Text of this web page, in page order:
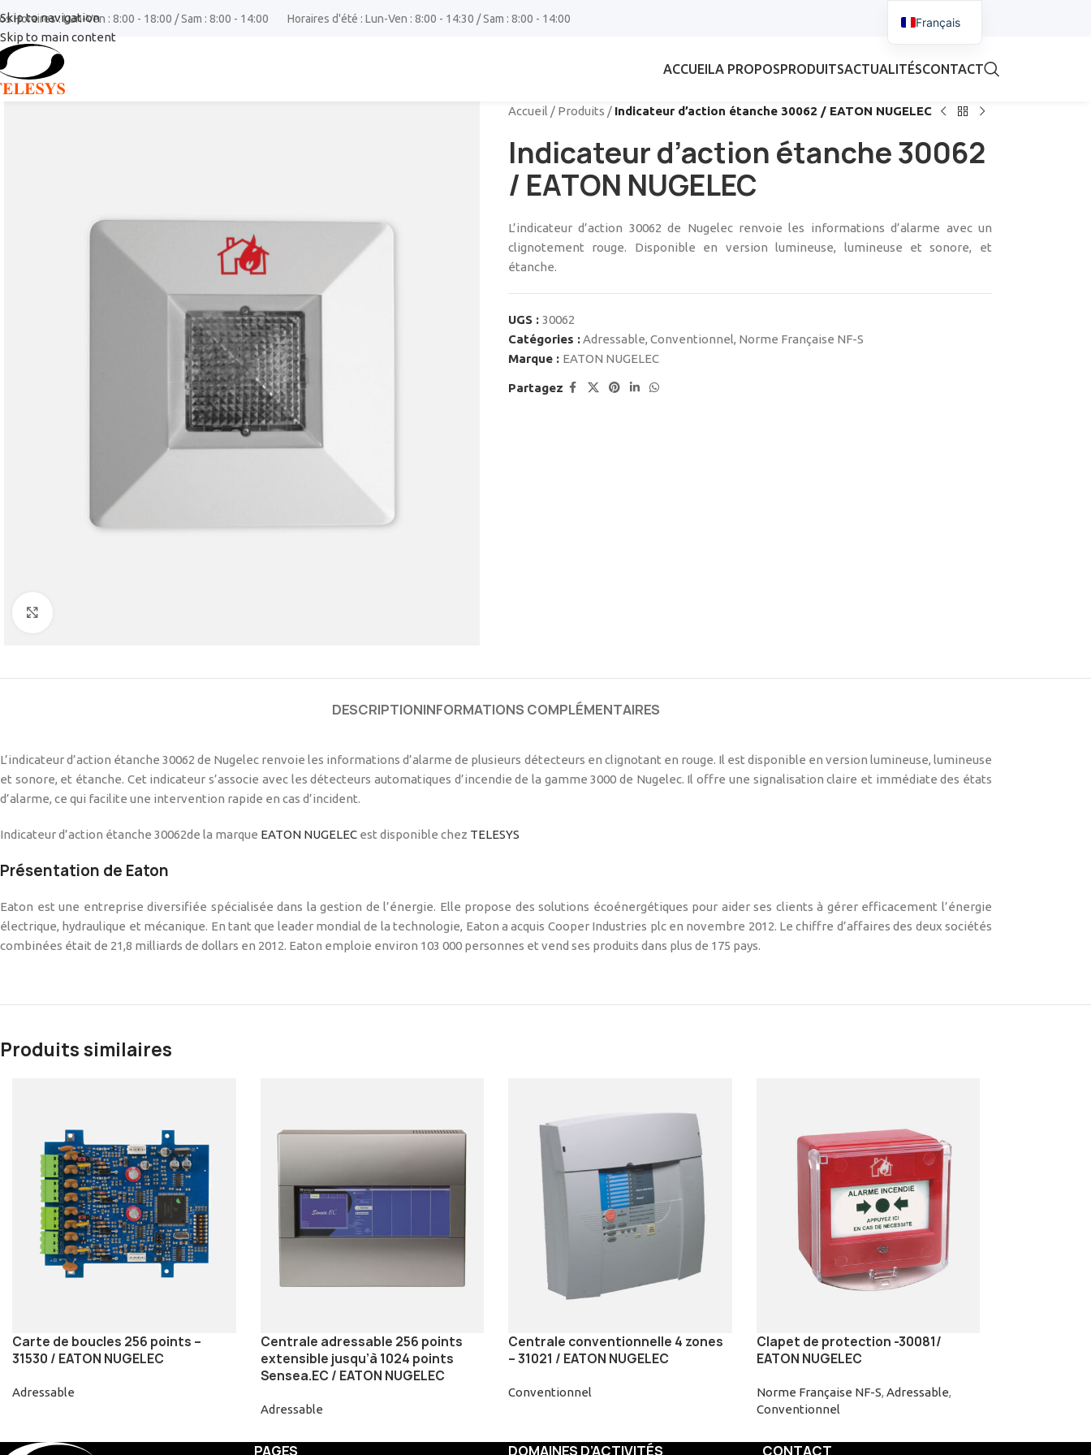
Skip to navigation
Skip to main content
Horaires : Lun-Ven : 8:00 - 18:00 / Sam : 8:00 - 14:00 Horaires d'été : Lun-Ven : 8:00 - 14:30 / Sam : 8:00 - 14:00
ACCUEILA PROPOSPRODUITSACTUALITÉSCONTACT
Accueil / Produits / Indicateur d’action étanche 30062 / EATON NUGELEC
Indicateur d’action étanche 30062
/ EATON NUGELEC
L’indicateur d’action 30062 de Nugelec renvoie les informations d’alarme avec un
clignotement rouge. Disponible en version lumineuse, lumineuse et sonore, et
étanche.
UGS : 30062
Catégories :Adressable, Conventionnel, Norme Française NF-S
Marque : EATON NUGELEC
Partagez
DESCRIPTIONINFORMATIONS COMPLÉMENTAIRES
L’indicateur d’action étanche 30062 de Nugelec renvoie les informations d’alarme de plusieurs détecteurs en clignotant en rouge. Il est disponible en version lumineuse, lumineuse
et sonore, et étanche. Cet indicateur s’associe avec les détecteurs automatiques d’incendie de la gamme 3000 de Nugelec. Il offre une signalisation claire et immédiate des états
d’alarme, ce qui facilite une intervention rapide en cas d’incident.
Indicateur d’action étanche 30062de la marque EATON NUGELEC est disponible chez TELESYS
Présentation de Eaton
Eaton est une entreprise diversifiée spécialisée dans la gestion de l’énergie. Elle propose des solutions écoénergétiques pour aider ses clients à gérer efficacement l’énergie
électrique, hydraulique et mécanique. En tant que leader mondial de la technologie, Eaton a acquis Cooper Industries plc en novembre 2012. Le chiffre d’affaires des deux sociétés
combinées était de 21,8 milliards de dollars en 2012. Eaton emploie environ 103 000 personnes et vend ses produits dans plus de 175 pays.
Produits similaires
Carte de boucles 256 points –
31530 / EATON NUGELEC
Adressable
Centrale adressable 256 points
extensible jusqu’à 1024 points
Sensea.EC / EATON NUGELEC
Adressable
Centrale conventionnelle 4 zones
– 31021 / EATON NUGELEC
Conventionnel
Clapet de protection -30081/
EATON NUGELEC
Norme Française NF-S, Adressable,
Conventionnel
PAGES DOMAINES D’ACTIVITÉS CONTACT
Français